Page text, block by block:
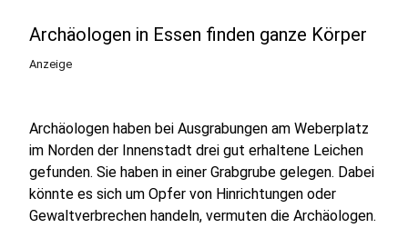
Archäologen in Essen finden ganze Körper
Anzeige
Archäologen haben bei Ausgrabungen am Weberplatz
im Norden der Innenstadt drei gut erhaltene Leichen
gefunden. Sie haben in einer Grabgrube gelegen. Dabei
könnte es sich um Opfer von Hinrichtungen oder
Gewaltverbrechen handeln, vermuten die Archäologen.